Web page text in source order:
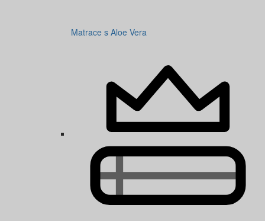
Matrace s Aloe Vera